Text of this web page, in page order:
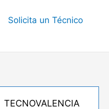
Solicita un Técnico
TECNOVALENCIA